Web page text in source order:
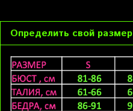
Определить свой размер